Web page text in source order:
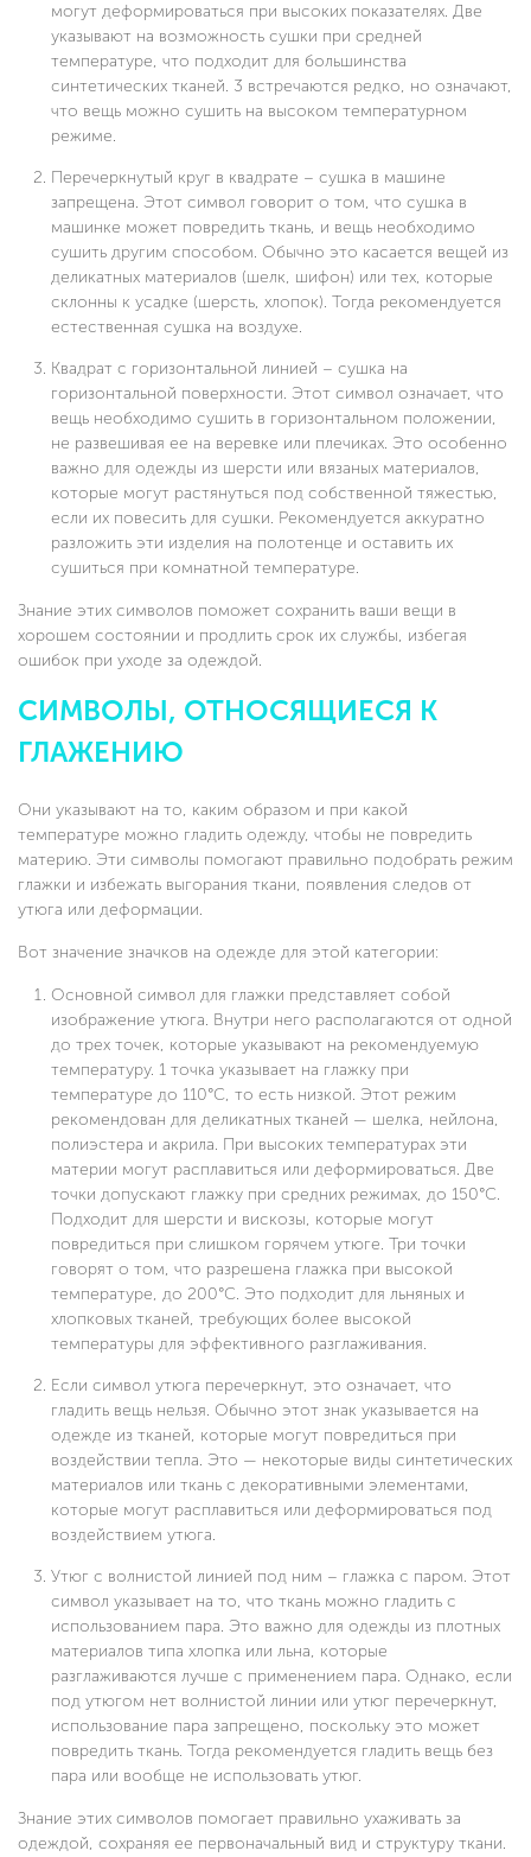
могут деформироваться при высоких показателях. Две
указывают на возможность сушки при средней
температуре, что подходит для большинства
синтетических тканей. 3 встречаются редко, но означают,
что вещь можно сушить на высоком температурном
режиме.
Перечеркнутый круг в квадрате – сушка в машине
запрещена. Этот символ говорит о том, что сушка в
машинке может повредить ткань, и вещь необходимо
сушить другим способом. Обычно это касается вещей из
деликатных материалов (шелк, шифон) или тех, которые
склонны к усадке (шерсть, хлопок). Тогда рекомендуется
естественная сушка на воздухе.
Квадрат с горизонтальной линией – сушка на
горизонтальной поверхности. Этот символ означает, что
вещь необходимо сушить в горизонтальном положении,
не развешивая ее на веревке или плечиках. Это особенно
важно для одежды из шерсти или вязаных материалов,
которые могут растянуться под собственной тяжестью,
если их повесить для сушки. Рекомендуется аккуратно
разложить эти изделия на полотенце и оставить их
сушиться при комнатной температуре.
Знание этих символов поможет сохранить ваши вещи в
хорошем состоянии и продлить срок их службы, избегая
ошибок при уходе за одеждой.
СИМВОЛЫ, ОТНОСЯЩИЕСЯ К
ГЛАЖЕНИЮ
Они указывают на то, каким образом и при какой
температуре можно гладить одежду, чтобы не повредить
материю. Эти символы помогают правильно подобрать режим
глажки и избежать выгорания ткани, появления следов от
утюга или деформации.
Вот значение значков на одежде для этой категории:
Основной символ для глажки представляет собой
изображение утюга. Внутри него располагаются от одной
до трех точек, которые указывают на рекомендуемую
температуру. 1 точка указывает на глажку при
температуре до 110°C, то есть низкой. Этот режим
рекомендован для деликатных тканей — шелка, нейлона,
полиэстера и акрила. При высоких температурах эти
материи могут расплавиться или деформироваться. Две
точки допускают глажку при средних режимах, до 150°C.
Подходит для шерсти и вискозы, которые могут
повредиться при слишком горячем утюге. Три точки
говорят о том, что разрешена глажка при высокой
температуре, до 200°C. Это подходит для льняных и
хлопковых тканей, требующих более высокой
температуры для эффективного разглаживания.
Если символ утюга перечеркнут, это означает, что
гладить вещь нельзя. Обычно этот знак указывается на
одежде из тканей, которые могут повредиться при
воздействии тепла. Это — некоторые виды синтетических
материалов или ткань с декоративными элементами,
которые могут расплавиться или деформироваться под
воздействием утюга.
Утюг с волнистой линией под ним – глажка с паром. Этот
символ указывает на то, что ткань можно гладить с
использованием пара. Это важно для одежды из плотных
материалов типа хлопка или льна, которые
разглаживаются лучше с применением пара. Однако, если
под утюгом нет волнистой линии или утюг перечеркнут,
использование пара запрещено, поскольку это может
повредить ткань. Тогда рекомендуется гладить вещь без
пара или вообще не использовать утюг.
Знание этих символов помогает правильно ухаживать за
одеждой, сохраняя ее первоначальный вид и структуру ткани.